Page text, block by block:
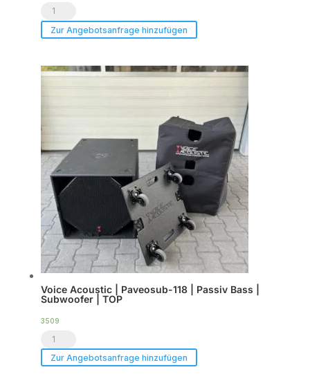
LCPRO®
Show.LED
-
Zur Angebotsanfrage hinzufügen
Voice Acoustic | Paveosub-118 | Passiv Bass |
Subwoofer | TOP
3509
Voice
Acoustic
Zur Angebotsanfrage hinzufügen